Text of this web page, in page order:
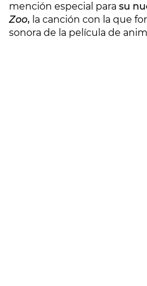
mención especial para su
Zoo, la canción con la que
sonora de la película de